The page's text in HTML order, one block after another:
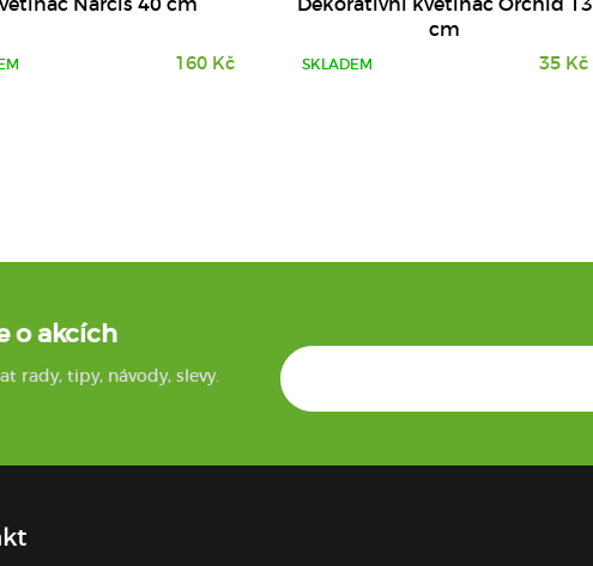
160 Kč
cm
SKLADEM 35 Kč
o akcích
rady, tipy, návody, slevy.